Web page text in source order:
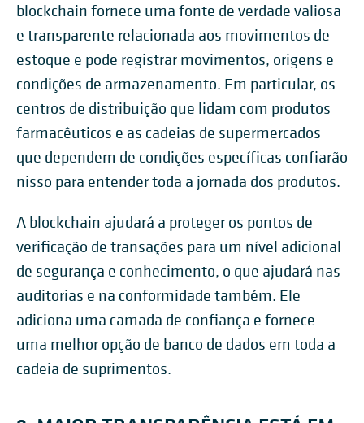
blockchain fornece uma fonte de verdade valiosa
e transparente relacionada aos movimentos de
estoque e pode registrar movimentos, origens e
condições de armazenamento. Em particular, os
centros de distribuição que lidam com produtos
farmacêuticos e as cadeias de supermercados
que dependem de condições específicas confiarão
nisso para entender toda a jornada dos produtos.
A blockchain ajudará a proteger os pontos de
verificação de transações para um nível adicional
de segurança e conhecimento, o que ajudará nas
auditorias e na conformidade também. Ele
adiciona uma camada de confiança e fornece
uma melhor opção de banco de dados em toda a
cadeia de suprimentos.